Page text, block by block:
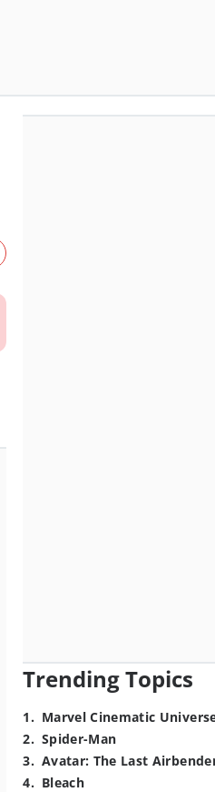
Trending Topics
1. Marvel Cinematic
2. Spider-Man
3. Avatar: The Last
4. Bleach